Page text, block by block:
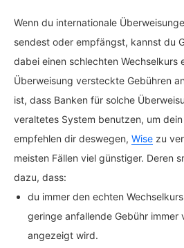
Wenn du internationale
sendest oder empfängst, kannst du
dabei einen schlechten Wechselkurs
Überweisung versteckte Gebühren
ist, dass Banken für solche
veraltetes System benutzen, um
empfehlen dir deswegen, Wise zu
meisten Fällen viel günstiger. Deren
dazu, dass:
du immer den echten
geringe anfallende Gebühr immer
angezeigt wird.